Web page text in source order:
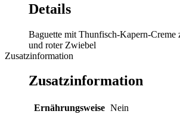
Details
Baguette mit Thunfisch-Kapern-Creme
und roter Zwiebel
Zusatzinformation
Zusatzinformation
Ernährungsweise Nein